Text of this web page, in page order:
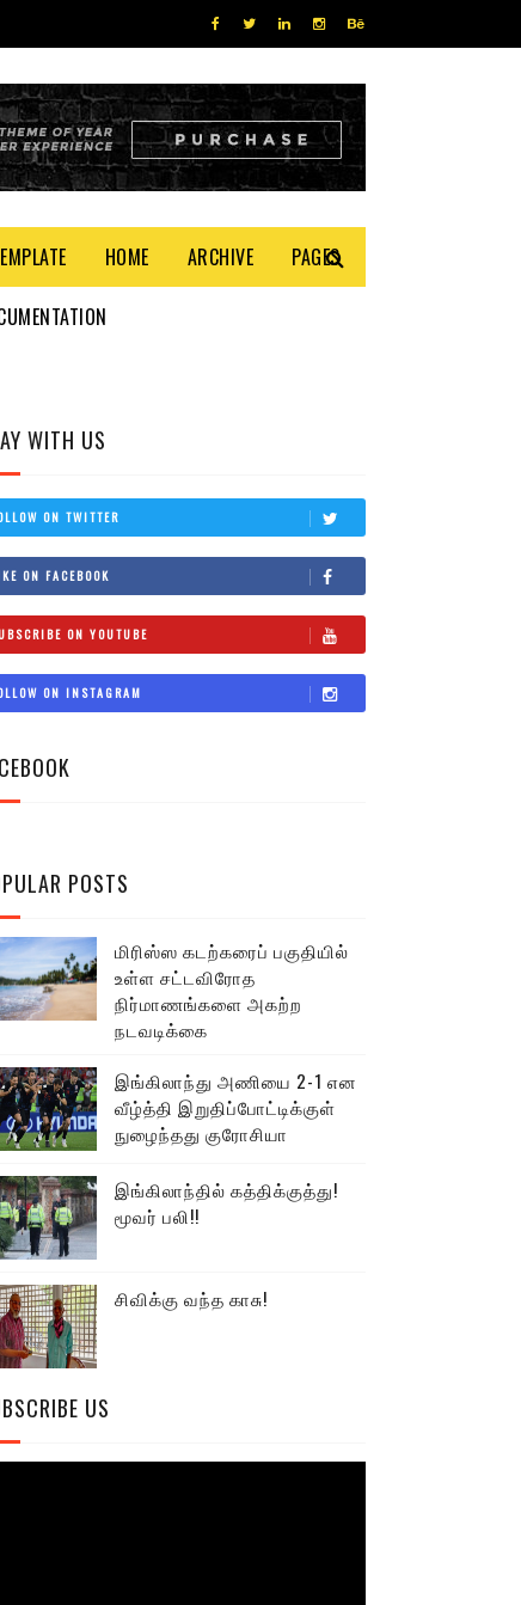
HOME ARCHIVE PAGES
WITH US
ON TWITTER
ON FACEBOOK
ON YOUTUBE
ON INSTAGRAM
POSTS
மிரிஸ்ஸ கடற்கரைப் பகுதியில்
உள்ள சட்டவிரோத
நிர்மாணங்களை அகற்ற
நடவடிக்கை
இங்கிலாந்து அணியை 2-1 என
வீழ்த்தி இறுதிப்போட்டிக்குள்
நுழைந்தது குரோசியா
இங்கிலாந்தில் கத்திக்குத்து!
மூவர் பலி!!
சிவிக்கு வந்த காசு!
US